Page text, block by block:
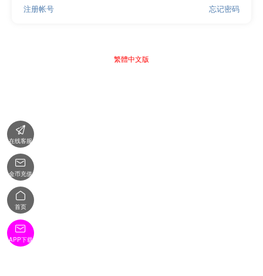
忘记密码
注册帐号
繁體中文版

在线客服

金币充值

首页

APP下载